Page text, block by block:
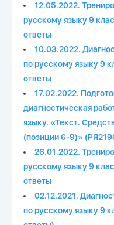
12.05.2022.
русскому языку 9
ответы
10.03.2022.
по русскому языку 9
ответы
17.02.2022.
диагностическая
языку. «Текст.
(позиции 6-9)»
26.01.2022.
русскому языку 9
ответы
02.12.2021.
по русскому языку 9